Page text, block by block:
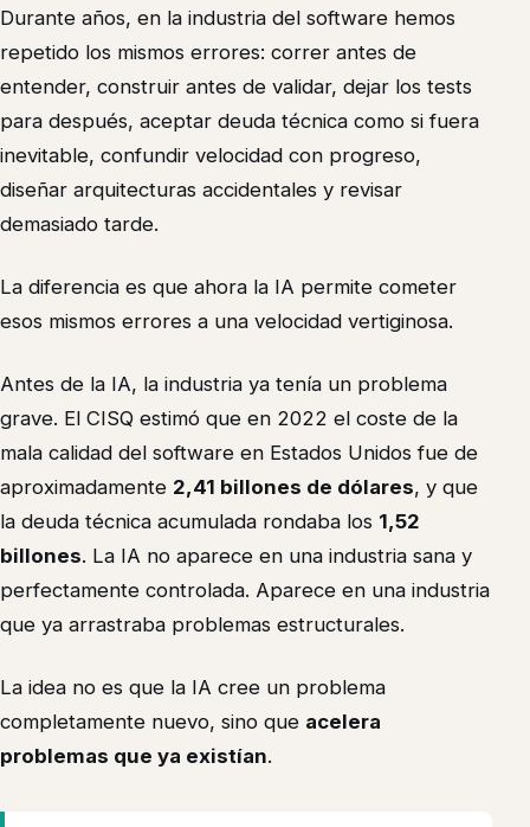
Durante años, en la industria del software hemos
repetido los mismos errores: correr antes de
entender, construir antes de validar, dejar los tests
para después, aceptar deuda técnica como si fuera
inevitable, confundir velocidad con progreso,
diseñar arquitecturas accidentales y revisar
demasiado tarde.
La diferencia es que ahora la IA permite cometer
esos mismos errores a una velocidad vertiginosa.
Antes de la IA, la industria ya tenía un problema
grave. El CISQ estimó que en 2022 el coste de la
mala calidad del software en Estados Unidos fue de
aproximadamente 2,41 billones de dólares, y que
la deuda técnica acumulada rondaba los 1,52
billones. La IA no aparece en una industria sana y
perfectamente controlada. Aparece en una industria
que ya arrastraba problemas estructurales.
La idea no es que la IA cree un problema
completamente nuevo, sino que acelera
problemas que ya existían.